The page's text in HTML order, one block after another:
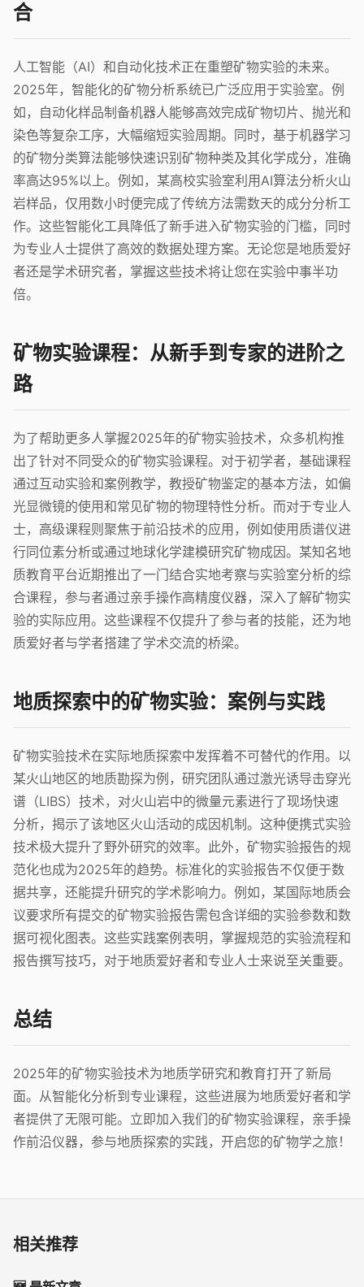
合
人工智能（AI）和自动化技术正在重塑矿物实验的未来。
2025年，智能化的矿物分析系统已广泛应用于实验室。例
如，自动化样品制备机器人能够高效完成矿物切片、抛光和
染色等复杂工序，大幅缩短实验周期。同时，基于机器学习
的矿物分类算法能够快速识别矿物种类及其化学成分，准确
率高达95%以上。例如，某高校实验室利用AI算法分析火山
岩样品，仅用数小时便完成了传统方法需数天的成分分析工
作。这些智能化工具降低了新手进入矿物实验的门槛，同时
为专业人士提供了高效的数据处理方案。无论您是地质爱好
者还是学术研究者，掌握这些技术将让您在实验中事半功
倍。
矿物实验课程：从新手到专家的进阶之
路
为了帮助更多人掌握2025年的矿物实验技术，众多机构推
出了针对不同受众的矿物实验课程。对于初学者，基础课程
通过互动实验和案例教学，教授矿物鉴定的基本方法，如偏
光显微镜的使用和常见矿物的物理特性分析。而对于专业人
士，高级课程则聚焦于前沿技术的应用，例如使用质谱仪进
行同位素分析或通过地球化学建模研究矿物成因。某知名地
质教育平台近期推出了一门结合实地考察与实验室分析的综
合课程，参与者通过亲手操作高精度仪器，深入了解矿物实
验的实际应用。这些课程不仅提升了参与者的技能，还为地
质爱好者与学者搭建了学术交流的桥梁。
地质探索中的矿物实验：案例与实践
矿物实验技术在实际地质探索中发挥着不可替代的作用。以
某火山地区的地质勘探为例，研究团队通过激光诱导击穿光
谱（LIBS）技术，对火山岩中的微量元素进行了现场快速
分析，揭示了该地区火山活动的成因机制。这种便携式实验
技术极大提升了野外研究的效率。此外，矿物实验报告的规
范化也成为2025年的趋势。标准化的实验报告不仅便于数
据共享，还能提升研究的学术影响力。例如，某国际地质会
议要求所有提交的矿物实验报告需包含详细的实验参数和数
据可视化图表。这些实践案例表明，掌握规范的实验流程和
报告撰写技巧，对于地质爱好者和专业人士来说至关重要。
总结
2025年的矿物实验技术为地质学研究和教育打开了新局
面。从智能化分析到专业课程，这些进展为地质爱好者和学
者提供了无限可能。立即加入我们的矿物实验课程，亲手操
作前沿仪器，参与地质探索的实践，开启您的矿物学之旅！
相关推荐